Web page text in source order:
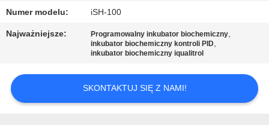
Numer modelu: iSH-100
Najważniejsze: Programowalny inkubator biochemiczny,
inkubator biochemiczny kontroli PID,
inkubator biochemiczny iqualitrol
SKONTAKTUJ SIĘ Z NAMI!